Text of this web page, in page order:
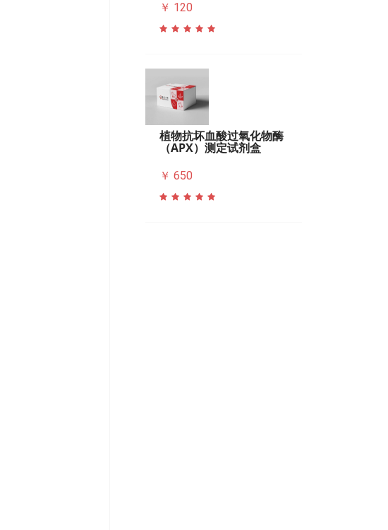
￥ 120
植物抗坏血酸过氧化物酶
（APX）测定试剂盒
￥ 650